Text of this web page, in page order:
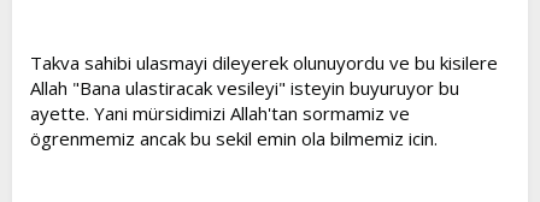
Takva sahibi ulasmayi dileyerek olunuyordu ve bu kisilere
Allah "Bana ulastiracak vesileyi" isteyin buyuruyor bu
ayette. Yani mürsidimizi Allah'tan sormamiz ve
ögrenmemiz ancak bu sekil emin ola bilmemiz icin.